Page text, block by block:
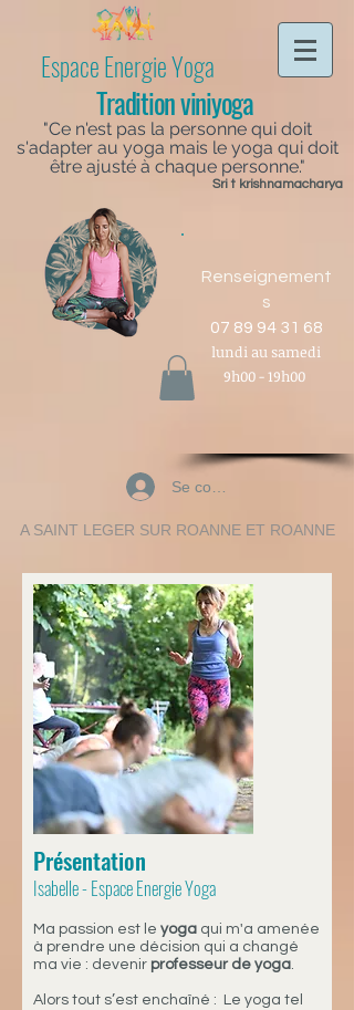
Espace Energie Yoga
Tradition viniyoga
"Ce n'est pas la personne qui doit
s'adapter au yoga mais le yoga qui doit
être ajusté à chaque personne."
Sri t krishnamacharya
Renseignement
s
07 89 94 31 68
lundi au samedi
9h00 - 19h00
Se connecter
A SAINT LEGER SUR ROANNE ET ROANNE
Présentation
Isabelle - Espace Energie Yoga
Ma passion est le yoga qui m'a amenée
à prendre une décision qui a changé
ma vie : devenir professeur de yoga.
Alors tout s’est enchaîné : Le yoga tel